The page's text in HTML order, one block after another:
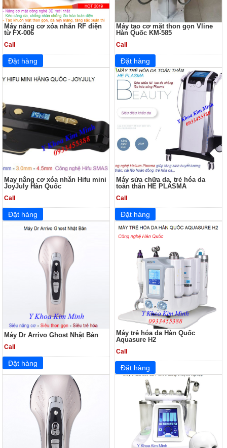
Máy nâng cơ xóa nhăn RF điện
từ FX-006
Call
Máy tạo cơ mặt thon gọn Vline
Hàn Quốc KM-585
Call
May nâng cơ xóa nhăn Hifu mini
JoyJuly Hàn Quốc
Call
Máy sửa chữa da, trẻ hóa da
toàn thân HE PLASMA
Call
Máy Dr Arrivo Ghost Nhật Bản
Call
Máy trẻ hóa da Hàn Quốc
Aquasure H2
Call